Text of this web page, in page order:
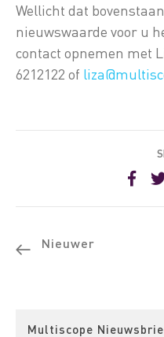
Wellicht dat
nieuwswaarde voor u
contact opnemen met
6212122 of
Nieuwer
Multiscope